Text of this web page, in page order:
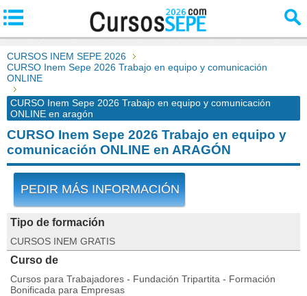
CURSOS INEM SEPE 2026
CURSO Inem Sepe 2026 Trabajo en equipo y comunicación
ONLINE
CURSO Inem Sepe 2026 Trabajo en equipo y comunicación
ONLINE en aragón
CURSO Inem Sepe 2026 Trabajo en equipo y
comunicación ONLINE en ARAGÓN
PEDIR MÁS INFORMACIÓN
Tipo de formación
CURSOS INEM GRATIS
Curso de
Cursos para Trabajadores - Fundación Tripartita - Formación
Bonificada para Empresas